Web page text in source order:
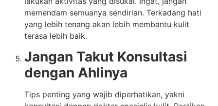
memendam semuanya sendirian. Terkadang hati
yang lebih tenang akan lebih membantu kulit
terasa lebih baik.
Jangan Takut Konsultasi
dengan Ahlinya
Tips penting yang wajib diperhatikan, yakni